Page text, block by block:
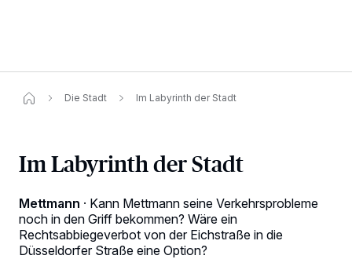
Die Stadt Im Labyrinth der Stadt
Im Labyrinth der Stadt
Mettmann · Kann Mettmann seine Verkehrsprobleme
noch in den Griff bekommen? Wäre ein
Rechtsabbiegeverbot von der Eichstraße in die
Düsseldorfer Straße eine Option?